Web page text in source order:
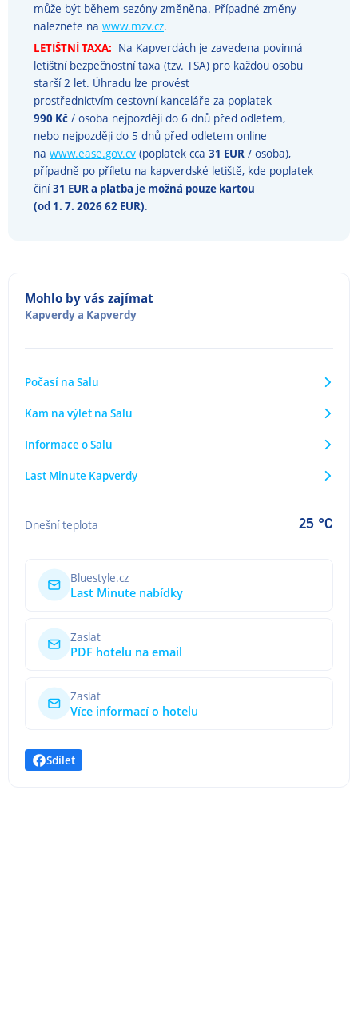
může být během sezóny změněna. Případné změny
naleznete na www.mzv.cz.
LETIŠTNÍ TAXA: Na Kapverdách je zavedena povinná
letištní bezpečnostní taxa (tzv. TSA) pro každou osobu
starší 2 let. Úhradu lze provést
prostřednictvím cestovní kanceláře za poplatek
990 Kč / osoba nejpozději do 6 dnů před odletem,
nebo nejpozději do 5 dnů před odletem online
na www.ease.gov.cv (poplatek cca 31 EUR / osoba),
případně po příletu na kapverdské letiště, kde poplatek
činí31 EUR a platba je možná pouze kartou
(od 1. 7. 2026 62 EUR).
Mohlo by vás zajímat
Kapverdya Kapverdy
Počasí na Salu
Kam na výlet na Salu
Informace o Salu
Last Minute Kapverdy
Dnešní teplota 25 °C
Bluestyle.cz
Last Minute nabídky
Zaslat
PDF hotelu na email
Zaslat
Více informací o hotelu
Sdílet